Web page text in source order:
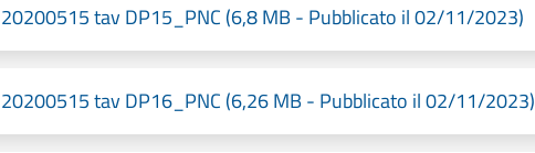
20200515 tav DP15_PNC (6,8 MB - Pubblicato il 02/11/2023)
20200515 tav DP16_PNC (6,26 MB - Pubblicato il 02/11/2023)